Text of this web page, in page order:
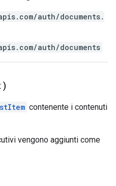
auth/documents.
auth/documents
contenente i contenuti
vengono aggiunti come